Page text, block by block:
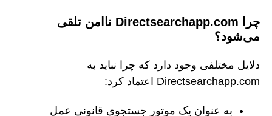
چرا Directsearchapp.com ناامن تلقی
می‌شود؟
دلایل مختلفی وجود دارد که چرا نباید به
Directsearchapp.com اعتماد کرد:
به عنوان یک موتور جستجوی قانونی عمل